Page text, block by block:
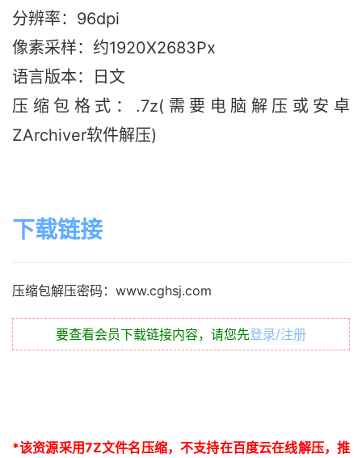
分辨率：96dpi
像素采样：约1920X2683Px
语言版本：日文
压缩包格式：.7z(需要电脑解压或安卓
ZArchiver软件解压)
下载链接
压缩包解压密码：www.cghsj.com
要查看会员下载链接内容，请您先登录/注册
*该资源采用7Z文件名压缩，不支持在百度云在线解压，推